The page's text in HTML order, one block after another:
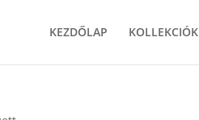
KEZDŐLAP KOLLEKCIÓK